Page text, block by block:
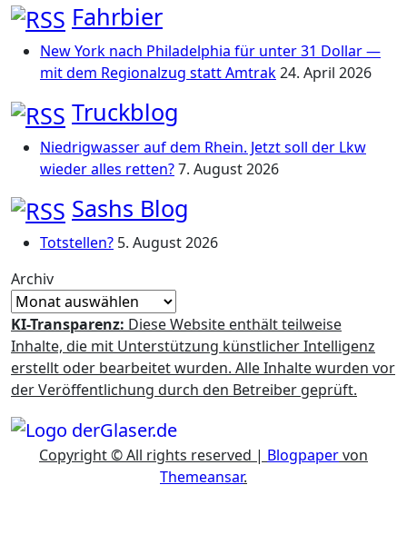
Fahrbier
New York nach Philadelphia für unter 31 Dollar —
mit dem Regionalzug statt Amtrak24. April 2026
Truckblog
Niedrigwasser auf dem Rhein. Jetzt soll der Lkw
wieder alles retten?7. August 2026
Sashs Blog
Totstellen? 5. August 2026
Archiv
KI-Transparenz: Diese Website enthält teilweise
Inhalte, die mit Unterstützung künstlicher Intelligenz
erstellt oder bearbeitet wurden. Alle Inhalte wurden vor
der Veröffentlichung durch den Betreiber geprüft.
Copyright © All rights reserved | Blogpapervon
Themeansar.